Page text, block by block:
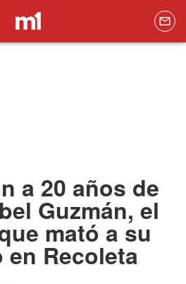
a 20 años de
Guzmán, el
mató a su
Recoleta